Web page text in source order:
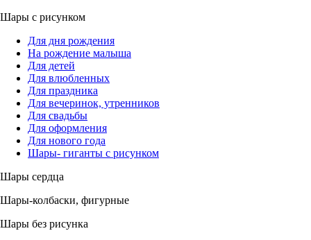
Шары с рисунком
Для дня рождения
На рождение малыша
Для детей
Для влюбленных
Для праздника
Для вечеринок, утренников
Для свадьбы
Для оформления
Для нового года
Шары- гиганты с рисунком
Шары сердца
Шары-колбаски, фигурные
Шары без рисунка